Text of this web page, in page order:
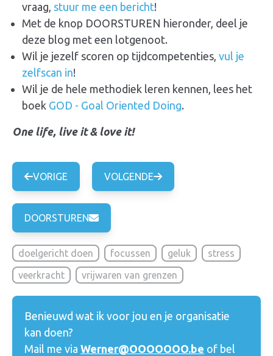
vraag, stuur me een bericht!
Met de knop DOORSTUREN hieronder, deel je
deze blog met een lotgenoot.
Wil je jezelf scoren op tijdcompetenties, vul je
zelfscan in!
Wil je de hele methodiek leren kennen, lees het
boek GOD - Goal Oriented Doing.
One life, live it & love it!
VORIGE VOLGENDE
DOORSTUREN
doelgericht doen focussen geluk
stress
veerkracht
vrijwaren van grenzen
Benieuwd wat ik voor jou en je organisatie
kan doen?
Mail me via Werner@OOOOOOO.be of bel